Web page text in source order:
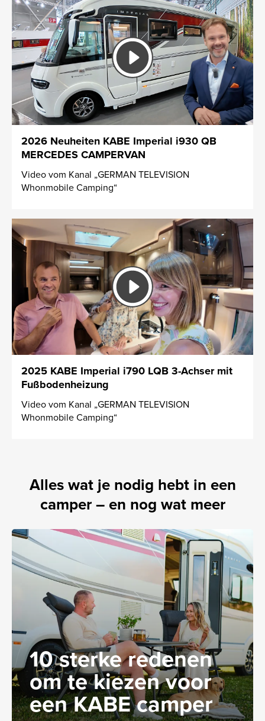
2026 Neuheiten KABE Imperial i930 QB
MERCEDES CAMPERVAN
Video vom Kanal „GERMAN TELEVISION
Whonmobile Camping“
2025 KABE Imperial i790 LQB 3-Achser mit
Fußbodenheizung
Video vom Kanal „GERMAN TELEVISION
Whonmobile Camping“
Alles wat je nodig hebt in een
camper – en nog wat meer
10 sterke redenen
om te kiezen voor
een KABE camper